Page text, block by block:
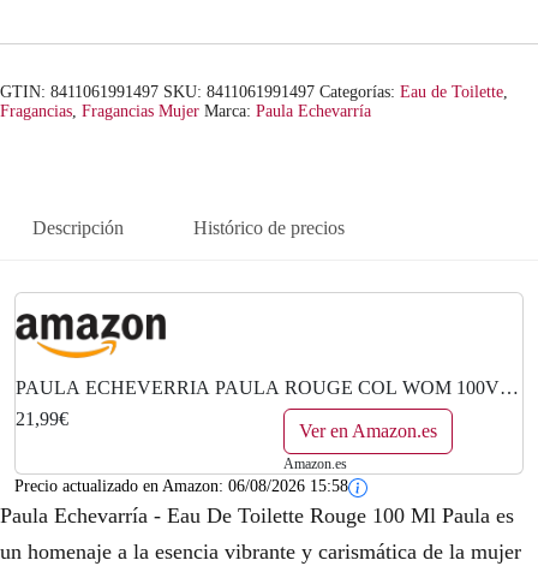
GTIN: 8411061991497 SKU: 8411061991497 Categorías: Eau de Toilette,
Fragancias, Fragancias Mujer Marca: Paula Echevarría
Descripción Histórico de precios
PAULA ECHEVERRIA PAULA ROUGE COL WOM 100V
100 ml
21,99€
Ver en Amazon.es
Amazon.es
Precio actualizado en Amazon: 06/08/2026 15:58
Paula Echevarría - Eau De Toilette Rouge 100 Ml Paula es
un homenaje a la esencia vibrante y carismática de la mujer